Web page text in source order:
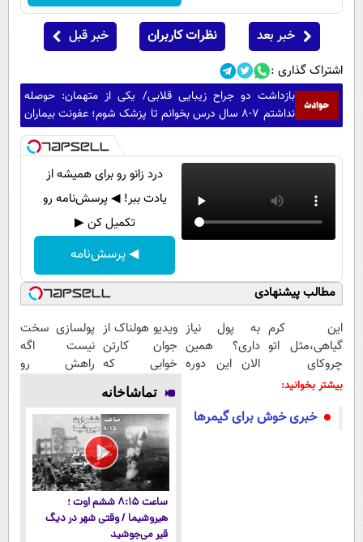
خبر بعد نظرات کاربران خبر قبل
اشتراک گذاری :
بازداشت دو جراح زیبایی قلابی/ یکی از متهمان: حوصله
نداشتم 7-8 سال درس بخوانم تا پزشک شوم؛ عفونت بیماران
یا کج شدن صورت آنها تقصیر خودشان بود
درد زانو رو برای همیشه از
یادت ببر! ◀ پرسش‌نامه رو
تکمیل کن ▶
◀ پرسش‌نامه
مطالب پیشنهادی
این کرم
گیاهی،مثل اتو
چروکای
پوستتوصاف
به پول نیاز
داری؟ همین
الان این دوره
نشده!
ویدیو هولناک از
جوان کارتن
خوابی که
میلیاردر شد.
آموزش رایگان
پولسازی سخت
نیست اگه
راهش رو
بیشتر بخوانید:
خبری خوش برای گیمرها
تماشاخانه
ساعت ۸:۱۵ ششم اوت ؛
هیروشیما / وقتی شهر در دیگ
قیر می‌جوشید